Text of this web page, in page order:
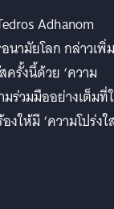
Adhanom
นามัยโลก กล่าวเพิ่ม
รั้งนี้ด้วย ‘ความ
ร่วมมืออย่างเต็มที่
ให้มี ‘ความโปร่งใ